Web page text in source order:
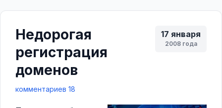
17 января
2008 года
Недорогая
регистрация
доменов
комментариев 18